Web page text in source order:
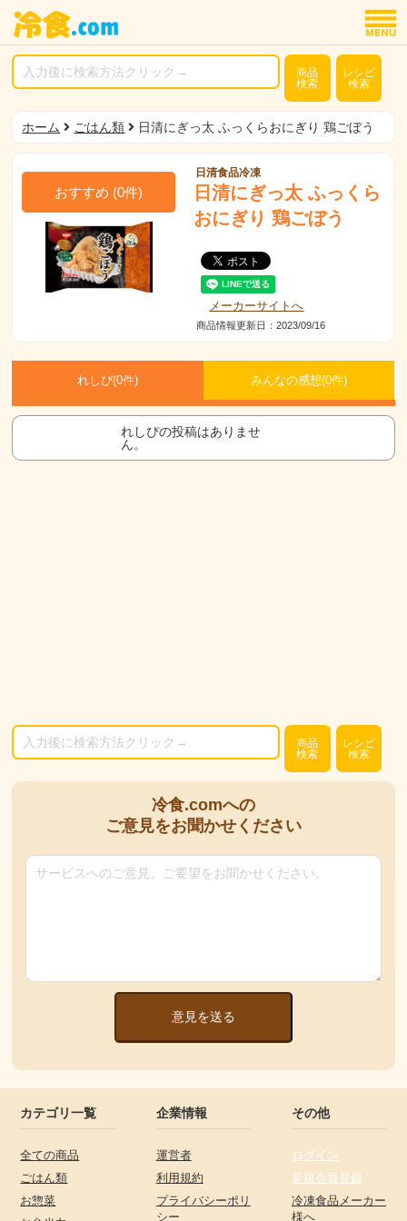
商品
検索
レシピ
検索
ホーム ごはん類 日清にぎっ太 ふっくらおにぎり 鶏ごぼう
おすすめ (0件)
日清食品冷凍
日清にぎっ太 ふっくら
おにぎり 鶏ごぼう
メーカーサイトへ
商品情報更新日：2023/09/16
れしぴ(0件) みんなの感想(0件)
れしぴの投稿はありませ
ん。
商品
検索
レシピ
検索
冷食.comへの
ご意見をお聞かせください
意見を送る
カテゴリ一覧
全ての商品
ごはん類
お惣菜
企業情報
運営者
利用規約
プライバシーポリ
シー
その他
ログイン
新規会員登録
冷凍食品メーカー
様へ